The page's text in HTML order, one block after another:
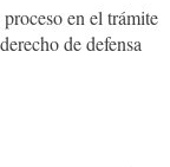
en el trámite
de defensa